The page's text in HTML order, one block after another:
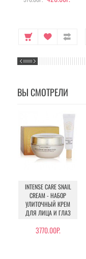
ВЫ СМОТРЕЛИ
INTENSE CARE SNAIL
CREAM - НАБОР
УЛИТОЧНЫЙ КРЕМ
ДЛЯ ЛИЦА И ГЛАЗ
3770.00Р.